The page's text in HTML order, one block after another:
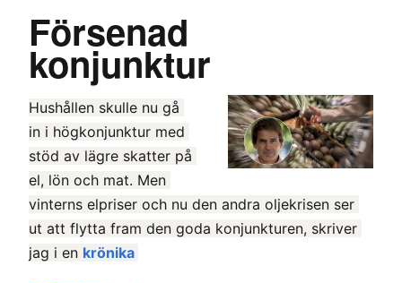
Försenad
konjunktur
Hushållen skulle nu gå
in i högkonjunktur med
stöd av lägre skatter på
el, lön och mat. Men
vinterns elpriser och nu den andra oljekrisen ser
ut att flytta fram den goda konjunkturen, skriver
jag i en krönika